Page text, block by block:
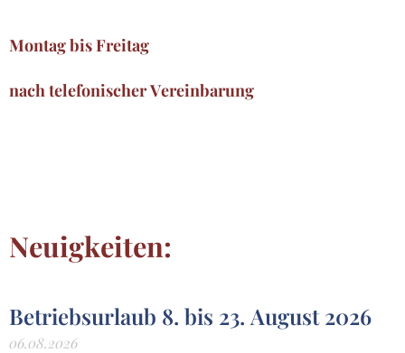
Montag bis Freitag
nach telefonischer Vereinbarung
Neuigkeiten:
Betriebsurlaub 8. bis 23. August 2026
06.08.2026